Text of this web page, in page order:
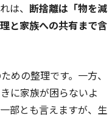
は、 断捨離は「物を減
と家族への共有まで含
めの整理です。一方、
に家族が困らないよ
部とも言えますが、生